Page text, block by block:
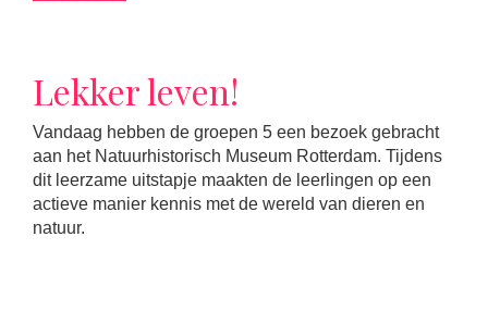
Lekker leven!
Vandaag hebben de groepen 5 een bezoek gebracht
aan het Natuurhistorisch Museum Rotterdam. Tijdens
dit leerzame uitstapje maakten de leerlingen op een
actieve manier kennis met de wereld van dieren en
natuur.